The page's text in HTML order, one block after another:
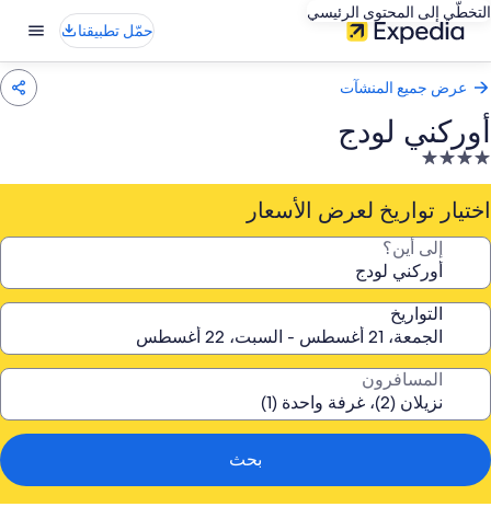
التخطّي إلى المحتوى الرئيسي
حمّل تطبيقنا
عرض جميع المنشآت
أوركني لودج
منشأة
فندقية
مصنفة
4.0
اختيار تواريخ لعرض الأسعار
إلى أين؟
التواريخ
المسافرون
بحث